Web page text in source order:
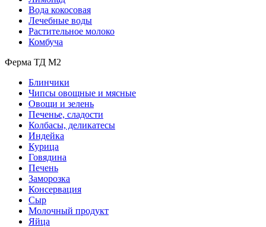
Вода кокосовая
Лечебные воды
Растительное молоко
Комбуча
Ферма ТД М2
Блинчики
Чипсы овощные и мясные
Овощи и зелень
Печенье, сладости
Колбасы, деликатесы
Индейка
Курица
Говядина
Печень
Заморозка
Консервация
Сыр
Молочный продукт
Яйца